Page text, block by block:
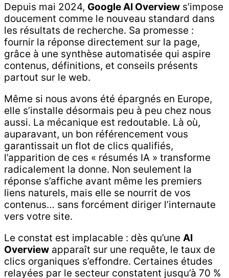
Depuis mai 2024, Google AI Overview s’impose
doucement comme le nouveau standard dans
les résultats de recherche. Sa promesse :
fournir la réponse directement sur la page,
grâce à une synthèse automatisée qui aspire
contenus, définitions, et conseils présents
partout sur le web.
Même si nous avons été épargnés en Europe,
elle s’installe désormais peu à peu chez nous
aussi. La mécanique est redoutable. Là où,
auparavant, un bon référencement vous
garantissait un flot de clics qualifiés,
l’apparition de ces « résumés IA » transforme
radicalement la donne. Non seulement la
réponse s’affiche avant même les premiers
liens naturels, mais elle se nourrit de vos
contenus… sans forcément diriger l’internaute
vers votre site.
Le constat est implacable : dès qu’une AI
Overview apparaît sur une requête, le taux de
clics organiques s’effondre. Certaines études
relayées par le secteur constatent jusqu’à 70 %